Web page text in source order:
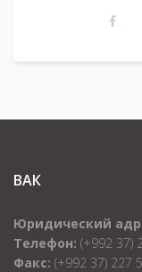
ВАК
Юридический
Телефон: (+992 37)
Факс: (+992 37) 227